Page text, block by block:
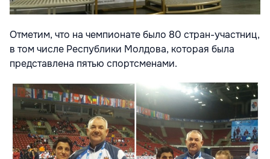
Отметим, что на чемпионате было 80 стран-участниц,
в том числе Республики Молдова, которая была
представлена пятью спортсменами.